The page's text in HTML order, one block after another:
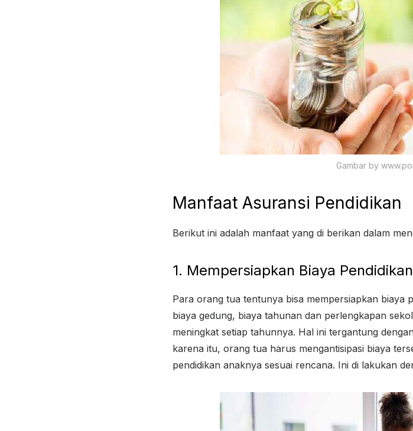
Gambar by
Manfaat Asuransi Pendidikan
Berikut ini adalah manfaat yang di berikan dalam
1. Mempersiapkan Biaya Pendidikan
Para orang tua tentunya bisa mempersiapkan biaya
biaya gedung, biaya tahunan dan perlengkapan
meningkat setiap tahunnya. Hal ini tergantung
karena itu, orang tua harus mengantisipasi biaya
pendidikan anaknya sesuai rencana. Ini di lakukan